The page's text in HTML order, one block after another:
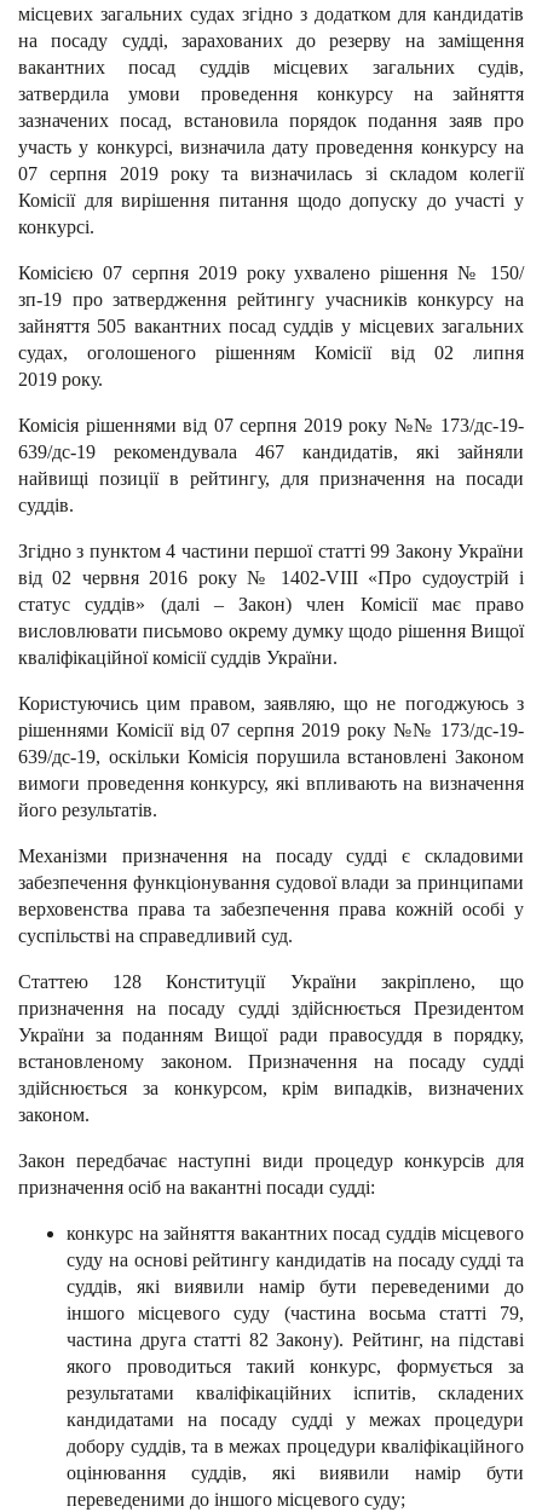
місцевих загальних судах згідно з додатком для кандидатів
на посаду судді, зарахованих до резерву на заміщення
вакантних посад суддів місцевих загальних судів,
затвердила умови проведення конкурсу на зайняття
зазначених посад, встановила порядок подання заяв про
участь у конкурсі, визначила дату проведення конкурсу на
07 серпня 2019 року та визначилась зі складом колегії
Комісії для вирішення питання щодо допуску до участі у
конкурсі.
Комісією 07 серпня 2019 року ухвалено рішення № 150/
зп-19 про затвердження рейтингу учасників конкурсу на
зайняття 505 вакантних посад суддів у місцевих загальних
судах, оголошеного рішенням Комісії від 02 липня
2019 року.
Комісія рішеннями від 07 серпня 2019 року №№ 173/дс-19-
639/дс-19 рекомендувала 467 кандидатів, які зайняли
найвищі позиції в рейтингу, для призначення на посади
суддів.
Згідно з пунктом 4 частини першої статті 99 Закону України
від 02 червня 2016 року № 1402-VIII «Про судоустрій і
статус суддів» (далі – Закон) член Комісії має право
висловлювати письмово окрему думку щодо рішення Вищої
кваліфікаційної комісії суддів України.
Користуючись цим правом, заявляю, що не погоджуюсь з
рішеннями Комісії від 07 серпня 2019 року №№ 173/дс-19-
639/дс-19, оскільки Комісія порушила встановлені Законом
вимоги проведення конкурсу, які впливають на визначення
його результатів.
Механізми призначення на посаду судді є складовими
забезпечення функціонування судової влади за принципами
верховенства права та забезпечення права кожній особі у
суспільстві на справедливий суд.
Статтею 128 Конституції України закріплено, що
призначення на посаду судді здійснюється Президентом
України за поданням Вищої ради правосуддя в порядку,
встановленому законом. Призначення на посаду судді
здійснюється за конкурсом, крім випадків, визначених
законом.
Закон передбачає наступні види процедур конкурсів для
призначення осіб на вакантні посади судді:
конкурс на зайняття вакантних посад суддів місцевого
суду на основі рейтингу кандидатів на посаду судді та
суддів, які виявили намір бути переведеними до
іншого місцевого суду (частина восьма статті 79,
частина друга статті 82 Закону). Рейтинг, на підставі
якого проводиться такий конкурс, формується за
результатами кваліфікаційних іспитів, складених
кандидатами на посаду судді у межах процедури
добору суддів, та в межах процедури кваліфікаційного
оцінювання суддів, які виявили намір бути
переведеними до іншого місцевого суду;